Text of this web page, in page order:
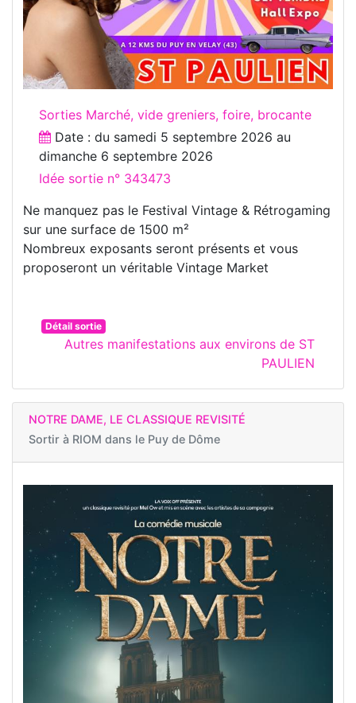
Sorties Marché, vide greniers, foire, brocante
Date : du samedi 5 septembre 2026 au
dimanche 6 septembre 2026
Idée sortie n° 343473
Ne manquez pas le Festival Vintage & Rétrogaming
sur une surface de 1500 m²
Nombreux exposants seront présents et vous
proposeront un véritable Vintage Market
Détail sortie
Autres manifestations aux environs de ST
PAULIEN
NOTRE DAME, LE CLASSIQUE REVISITÉ
Sortir à RIOM dans le Puy de Dôme